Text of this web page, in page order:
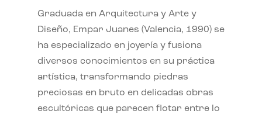
Graduada en Arquitectura y Arte y
Diseño, Empar Juanes (Valencia, 1990) se
ha especializado en joyería y fusiona
diversos conocimientos en su práctica
artística, transformando piedras
preciosas en bruto en delicadas obras
escultóricas que parecen flotar entre lo